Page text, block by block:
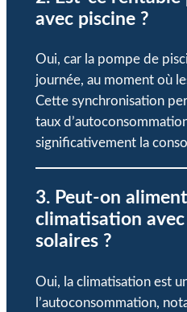
avec piscine ?
Oui, car la pompe de
journée, au moment où
Cette synchronisation
taux
significativement la
3. Peut-on
climatisation
solaires ?
Oui, la climatisation est
l’autoconsommation,